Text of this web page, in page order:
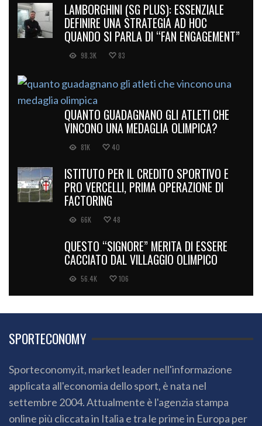
LAMBORGHINI (SG PLUS): ESSENZIALE
DEFINIRE UNA STRATEGIA AD HOC
QUANDO SI PARLA DI “FAN ENGAGEMENT”
98.3K 83
QUANTO GUADAGNANO GLI ATLETI CHE
VINCONO UNA MEDAGLIA OLIMPICA?
81K 40
ISTITUTO PER IL CREDITO SPORTIVO E
PRO VERCELLI, PRIMA OPERAZIONE DI
FACTORING
66K 48
QUESTO “SIGNORE” MERITA DI ESSERE
CACCIATO DAL VILLAGGIO OLIMPICO
56.4K 106
SPORTECONOMY
Sporteconomy.it, market leader nell'informazione
applicata all'economia dello sport, è nata nel
settembre 2004. Attualmente è l'agenzia stampa
online più cliccata in Italia e tra le prime in Europa per